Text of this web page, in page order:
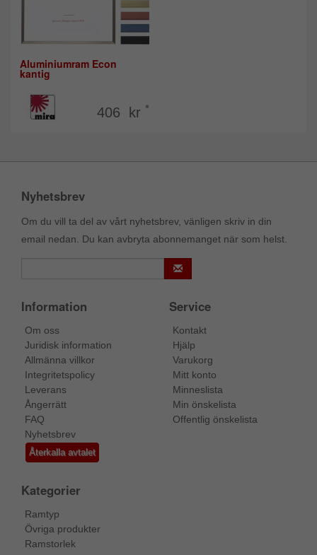
Aluminiumram Econ
kantig
406 kr *
Nyhetsbrev
Om du vill ta del av vårt nyhetsbrev, vänligen skriv in din
email nedan. Du kan avbryta abonnemanget när som helst.
Information
Om oss
Juridisk information
Allmänna villkor
Integritetspolicy
Leverans
Ångerrätt
FAQ
Nyhetsbrev
Återkalla avtalet
Service
Kontakt
Hjälp
Varukorg
Mitt konto
Minneslista
Min önskelista
Offentlig önskelista
Kategorier
Ramtyp
Övriga produkter
Ramstorlek